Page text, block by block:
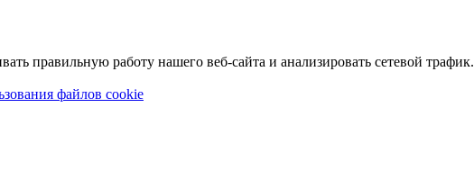
правильную работу нашего веб-сайта и анализировать сетевой трафик.
файлов cookie